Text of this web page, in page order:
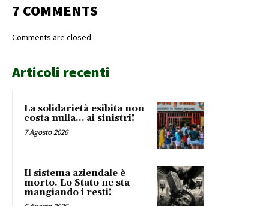
7 COMMENTS
Comments are closed.
Articoli recenti
La solidarietà esibita non
costa nulla… ai sinistri!
7 Agosto 2026
Il sistema aziendale è
morto. Lo Stato ne sta
mangiando i resti!